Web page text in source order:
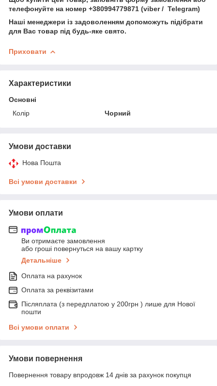
телефонуйте на номер +380994779871 (viber / Telegram)
Наші менеджери із задоволенням допоможуть підібрати
для Вас товар під будь-яке свято.
Приховати
Характеристики
Основні
Колір
Чорний
Умови доставки
Нова Пошта
Всі умови доставки
Умови оплати
Ви отримаєте замовлення
або гроші повернуться на вашу картку
Детальніше
Оплата на рахунок
Оплата за реквізитами
Післяплата (з передплатою у 200грн ) лише для Нової
пошти
Всі умови оплати
Умови повернення
Повернення товару впродовж 14 днів за рахунок покупця